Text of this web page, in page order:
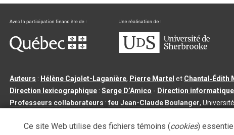
Auteurs : Hélène Cajolet-Laganière, Pierre Martel et Chantal‑Édith
Direction lexicographique :Serge D’Amico - Direction informatique
Professeurs collaborateurs :feu Jean-Claude Boulanger,
Tous droits réservés©Université de Sherbrooke |3.2.2- Dernière
Ce site Web utilise des fichiers témoins (cookies)